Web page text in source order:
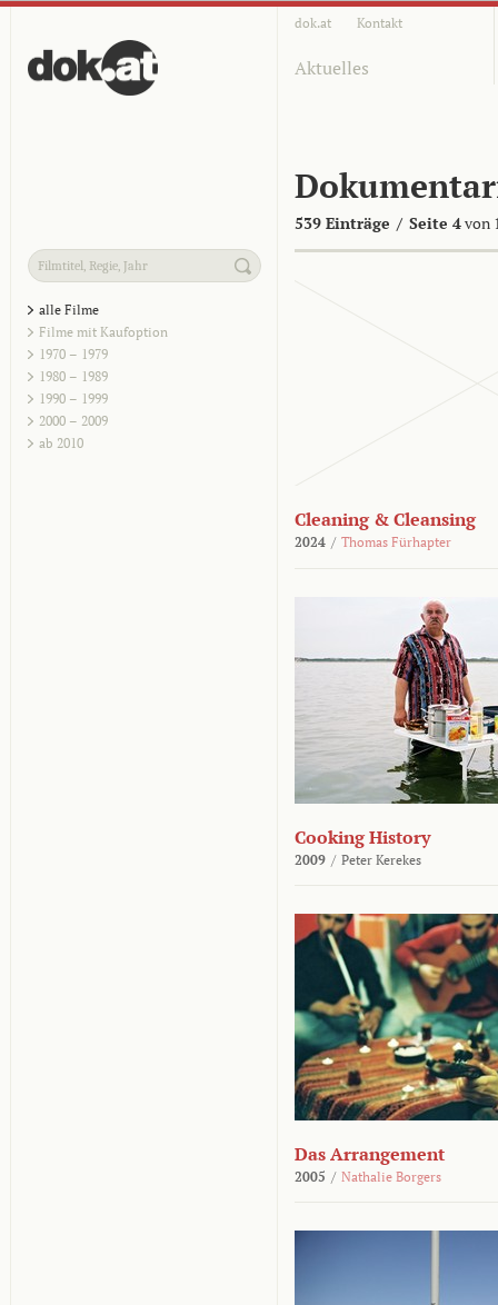
dok.at Kontakt
Aktuelles
539 Einträge / Seite 4von
alle Filme
Filme mit Kaufoption
1970 – 1979
1980 – 1989
1990 – 1999
2000 – 2009
ab 2010
Cleaning & Cleansing
2024 / Thomas Fürhapter
Cooking History
2009 / Peter Kerekes
Das Arrangement
2005 / Nathalie Borgers